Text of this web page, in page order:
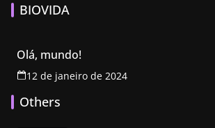
BIOVIDA
Olá, mundo!
12 de janeiro de 2024
Others